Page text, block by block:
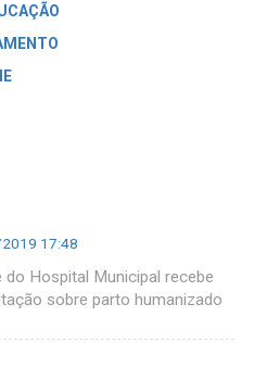
17:48
do Hospital Municipal recebe
sobre parto humanizado